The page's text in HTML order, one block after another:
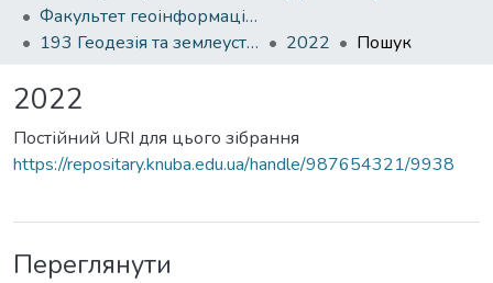
Факультет геоінформаційних систем та управління територіями
193 Геодезія та землеустрій. Геоінформаційні системи і технології
2022 Пошук
2022
Постійний URI для цього зібрання
https://repositary.knuba.edu.ua/handle/987654321/9938
Переглянути